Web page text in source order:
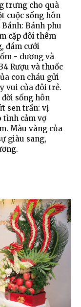
trưng cho quà
cuộc sống hôn
Bánh phu
cặp đôi thêm
đám cưới
- dương và
Rượu và thuốc
con cháu gửi
vui của đôi trẻ.
sống hôn
sen trần: vị
tình cảm vợ
Màu vàng của
giàu sang,